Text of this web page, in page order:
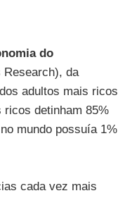
do
Research), da
adultos mais ricos
detinham 85%
mundo possuía 1%
cada vez mais